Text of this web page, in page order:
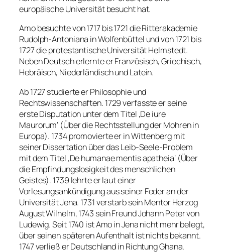
europäische Universität besucht hat.
Amo besuchte von 1717 bis 1721 die Ritterakademie
Rudolph-Antoniana in Wolfenbüttel und von 1721 bis
1727 die protestantische Universität Helmstedt.
Neben Deutsch erlernte er Französisch, Griechisch,
Hebräisch, Niederländisch und Latein.
Ab 1727 studierte er Philosophie und
Rechtswissenschaften. 1729 verfasste er seine
erste Disputation unter dem Titel ‚De iure
Maurorum‘ (Über die Rechtsstellung der Mohren in
Europa). 1734 promovierte er in Wittenberg mit
seiner Dissertation über das Leib-Seele-Problem
mit dem Titel ‚De humanae mentis apatheia‘ (Über
die Empfindungslosigkeit des menschlichen
Geistes). 1739 lehrte er laut einer
Vorlesungsankündigung aus seiner Feder an der
Universität Jena. 1731 verstarb sein Mentor Herzog
August Wilhelm, 1743 sein Freund Johann Peter von
Ludewig. Seit 1740 ist Amo in Jena nicht mehr belegt,
über seinen späteren Aufenthalt ist nichts bekannt.
1747 verließ er Deutschland in Richtung Ghana.